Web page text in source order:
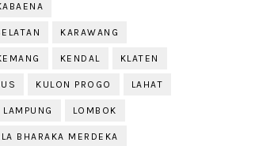
KARAWANG
KENDAL KLATEN
KULON PROGO LAHAT
LAMPUNG LOMBOK
BHARAKA MERDEKA